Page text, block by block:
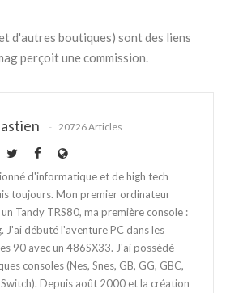
d'autres boutiques) sont des liens
perçoit une commission.
20726 Articles
d'informatique et de high tech
toujours. Mon premier ordinateur
Tandy TRS80, ma première console :
J'ai débuté l'aventure PC dans les
90 avec un 486SX33. J'ai possédé
consoles (Nes, Snes, GB, GG, GBC,
Switch). Depuis août 2000 et la création